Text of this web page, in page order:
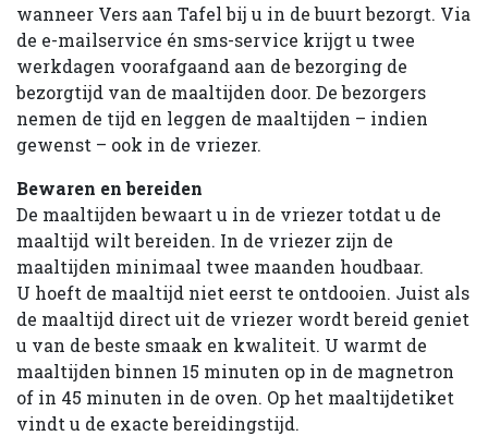
wanneer Vers aan Tafel bij u in de buurt bezorgt. Via
de e-mailservice én sms-service krijgt u twee
werkdagen voorafgaand aan de bezorging de
bezorgtijd van de maaltijden door. De bezorgers
nemen de tijd en leggen de maaltijden – indien
gewenst – ook in de vriezer.
Bewaren en bereiden
De maaltijden bewaart u in de vriezer totdat u de
maaltijd wilt bereiden. In de vriezer zijn de
maaltijden minimaal twee maanden houdbaar.
U hoeft de maaltijd niet eerst te ontdooien. Juist als
de maaltijd direct uit de vriezer wordt bereid geniet
u van de beste smaak en kwaliteit. U warmt de
maaltijden binnen 15 minuten op in de magnetron
of in 45 minuten in de oven. Op het maaltijdetiket
vindt u de exacte bereidingstijd.